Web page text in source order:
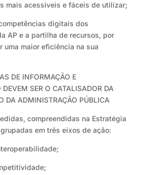
mais acessíveis e fáceis de utilizar;
digitais dos
AP e a partilha de recursos, por
uma maior eficiência na sua
DE INFORMAÇÃO E
SER O CATALISADOR DA
DA ADMINISTRAÇÃO PÚBLICA
compreendidas na Estratégia
em três eixos de ação: